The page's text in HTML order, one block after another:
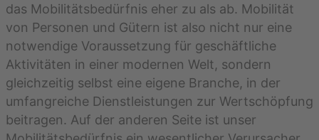
das Mobilitätsbedürfnis eher zu als ab. Mobilität
von Personen und Gütern ist also nicht nur eine
notwendige Voraussetzung für geschäftliche
Aktivitäten in einer modernen Welt, sondern
gleichzeitig selbst eine eigene Branche, in der
umfangreiche Dienstleistungen zur Wertschöpfung
beitragen. Auf der anderen Seite ist unser